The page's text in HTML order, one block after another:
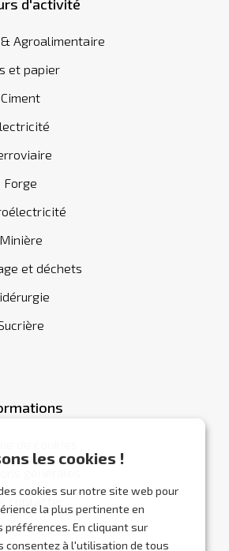
les cookies !
cookies sur notre site web pour
la plus pertinente en
préférences. En cliquant sur
consentez à l'utilisation de tous
d'activité
Agroalimentaire
et papier
Ciment
Forge
Minière
et déchets
contacter